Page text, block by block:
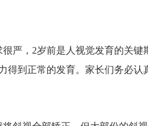
，2岁前是人视觉发育的关键
到正常的发育。家长们务必认